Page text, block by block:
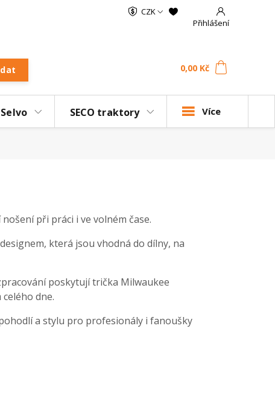
CZK
Přihlášení
0,00 Kč
Selvo SECO traktory Více
při práci i ve volném čase.
která jsou vhodná do dílny, na
poskytují trička Milwaukee
dne.
a stylu pro profesionály i fanoušky